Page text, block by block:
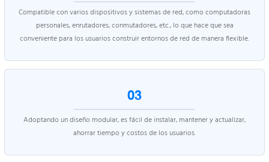
Compatible con varios dispositivos y sistemas de red, como computadoras
personales, enrutadores, conmutadores, etc., lo que hace que sea
conveniente para los usuarios construir entornos de red de manera flexible.
03
Adoptando un diseño modular, es fácil de instalar, mantener y actualizar,
ahorrar tiempo y costos de los usuarios.